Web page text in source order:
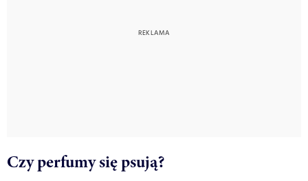
Czy perfumy się psują?